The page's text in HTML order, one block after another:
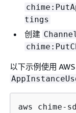
tings
创建 Channel
以下示例使用
aws